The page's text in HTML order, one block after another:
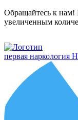
Обращайтесь к нам!
увеличенным
первая наркология